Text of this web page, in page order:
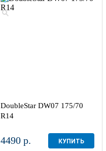
DoubleStar DW07 175/70
R14
4490 р. КУПИТЬ